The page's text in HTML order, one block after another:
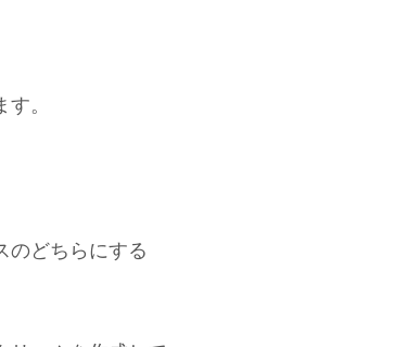
。
のどちらにする